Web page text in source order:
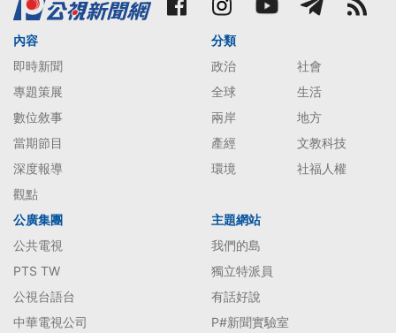
內容
即時新聞
專題策展
數位敘事
當期節目
深度報導
觀點
分類
政治
社會
全球
生活
兩岸
地方
產經
文教科技
環境
社福人權
公廣集團
公共電視
PTS TW
公視台語台
中華電視公司
主題網站
我們的島
獨立特派員
有話好說
P#新聞實驗室